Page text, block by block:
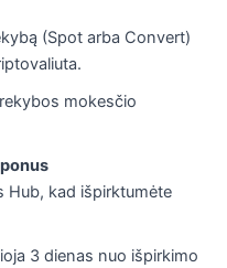
(Spot arba Convert)
mokesčio
Hub, kad išpirktumėte
3 dienas nuo išpirkimo